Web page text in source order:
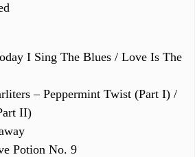
I Sing The Blues / Love Is The
– Peppermint Twist (Part I) /
II)
Potion No. 9